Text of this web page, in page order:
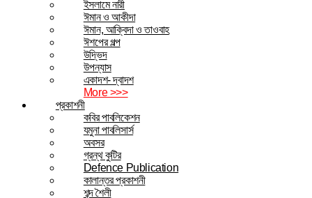
ইসলামে নারী
ঈমান ও আকীদা
ঈমান, আক্বিদা ও তাওবাহ
ঈশপের গল্প
উদ্ভিদ
উপন্যাস
একাদশ- দ্বাদশ
More >>>
প্রকাশনী
কবির পাবলিকেশন
যমুনা পাবলিসার্স
অবসর
গ্রন্থ কুটির
Defence Publication
কালান্তর প্রকাশনী
শব্দ শৈলী